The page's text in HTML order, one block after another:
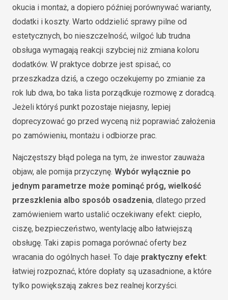
okucia i montaż, a dopiero później porównywać warianty,
dodatki i koszty. Warto oddzielić sprawy pilne od
estetycznych, bo nieszczelność, wilgoć lub trudna
obsługa wymagają reakcji szybciej niż zmiana koloru
dodatków. W praktyce dobrze jest spisać, co
przeszkadza dziś, a czego oczekujemy po zmianie za
rok lub dwa, bo taka lista porządkuje rozmowę z doradcą.
Jeżeli któryś punkt pozostaje niejasny, lepiej
doprecyzować go przed wyceną niż poprawiać założenia
po zamówieniu, montażu i odbiorze prac.
Najczęstszy błąd polega na tym, że inwestor zauważa
objaw, ale pomija przyczynę. Wybór wyłącznie po
jednym parametrze może pominąć próg, wielkość
przeszklenia albo sposób osadzenia, dlatego przed
zamówieniem warto ustalić oczekiwany efekt: ciepło,
ciszę, bezpieczeństwo, wentylację albo łatwiejszą
obsługę. Taki zapis pomaga porównać oferty bez
wracania do ogólnych haseł. To daje praktyczny efekt:
łatwiej rozpoznać, które dopłaty są uzasadnione, a które
tylko powiększają zakres bez realnej korzyści.